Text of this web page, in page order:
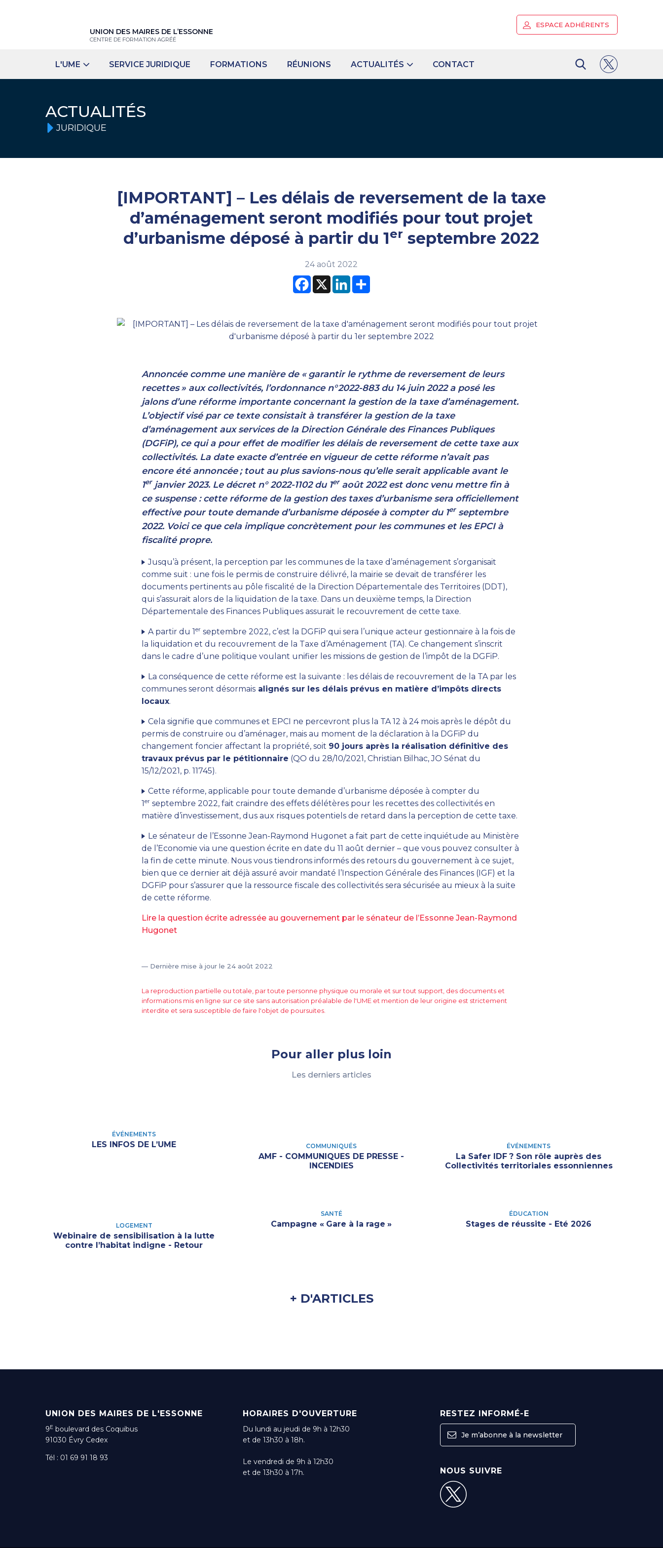
UNION DES MAIRES DE L’ESSONNE
CENTRE DE FORMATION AGRÉÉ
ESPACE ADHÉRENTS
L'UME SERVICE JURIDIQUE FORMATIONS RÉUNIONS ACTUALITÉS CONTACT
ACTUALITÉS
JURIDIQUE
[IMPORTANT] – Les délais de reversement de la taxe
d’aménagement seront modifiés pour tout projet
d’urbanisme déposé à partir du 1er septembre 2022
24 août 2022
Facebook
X LinkedInPartager
Annoncée comme une manière de « garantir le rythme de reversement de leurs
recettes » aux collectivités, l’ordonnance n°2022-883 du 14 juin 2022 a posé les
jalons d’une réforme importante concernant la gestion de la taxe d’aménagement.
L’objectif visé par ce texte consistait à transférer la gestion de la taxe
d’aménagement aux services de la Direction Générale des Finances Publiques
(DGFiP), ce qui a pour effet de modifier les délais de reversement de cette taxe aux
collectivités. La date exacte d’entrée en vigueur de cette réforme n’avait pas
encore été annoncée ; tout au plus savions-nous qu’elle serait applicable avant le
1erjanvier 2023. Le décret n° 2022-1102 du 1eraoût 2022 est donc venu mettre fin à
ce suspense : cette réforme de la gestion des taxes d’urbanisme sera officiellement
effective pour toute demande d’urbanisme déposée à compter du 1erseptembre
2022. Voici ce que cela implique concrètement pour les communes et les EPCI à
fiscalité propre.
Jusqu’à présent, la perception par les communes de la taxe d’aménagement s’organisait
comme suit : une fois le permis de construire délivré, la mairie se devait de transférer les
documents pertinents au pôle fiscalité de la Direction Départementale des Territoires (DDT),
qui s’assurait alors de la liquidation de la taxe. Dans un deuxième temps, la Direction
Départementale des Finances Publiques assurait le recouvrement de cette taxe.
A partir du 1er septembre 2022, c’est la DGFiP qui sera l’unique acteur gestionnaire à la fois de
la liquidation et du recouvrement de la Taxe d’Aménagement (TA). Ce changement s’inscrit
dans le cadre d’une politique voulant unifier les missions de gestion de l’impôt de la DGFiP.
La conséquence de cette réforme est la suivante : les délais de recouvrement de la TA par les
communes seront désormais alignés sur les délais prévus en matière d’impôts directs
locaux.
Cela signifie que communes et EPCI ne percevront plus la TA 12 à 24 mois après le dépôt du
permis de construire ou d’aménager, mais au moment de la déclaration à la DGFiP du
changement foncier affectant la propriété, soit 90 jours après la réalisation définitive des
travaux prévus par le pétitionnaire (QO du 28/10/2021, Christian Bilhac, JO Sénat du
15/12/2021, p. 11745).
Cette réforme, applicable pour toute demande d’urbanisme déposée à compter du
1er septembre 2022, fait craindre des effets délétères pour les recettes des collectivités en
matière d’investissement, dus aux risques potentiels de retard dans la perception de cette taxe.
Le sénateur de l’Essonne Jean-Raymond Hugonet a fait part de cette inquiétude au Ministère
de l’Economie via une question écrite en date du 11 août dernier – que vous pouvez consulter à
la fin de cette minute. Nous vous tiendrons informés des retours du gouvernement à ce sujet,
bien que ce dernier ait déjà assuré avoir mandaté l’Inspection Générale des Finances (IGF) et la
DGFiP pour s’assurer que la ressource fiscale des collectivités sera sécurisée au mieux à la suite
de cette réforme.
Lire la question écrite adressée au gouvernement par le sénateur de l’Essonne Jean-Raymond
Hugonet
— Dernière mise à jour le 24 août 2022
La reproduction partielle ou totale, par toute personne physique ou morale et sur tout support, des documents et
informations mis en ligne sur ce site sans autorisation préalable de l'UME et mention de leur origine est strictement
interdite et sera susceptible de faire l'objet de poursuites.
Pour aller plus loin
Les derniers articles
ÉVÉNEMENTS
LES INFOS DE L’UME COMMUNIQUÉS
AMF - COMMUNIQUES DE PRESSE -
INCENDIES
ÉVÉNEMENTS
La Safer IDF ? Son rôle auprès des
Collectivités territoriales essonniennes
LOGEMENT
Webinaire de sensibilisation à la lutte
contre l’habitat indigne - Retour
SANTÉ
Campagne « Gare à la rage »
ÉDUCATION
Stages de réussite - Eté 2026
+ D'ARTICLES
UNION DES MAIRES DE L'ESSONNE
9E boulevard des Coquibus
91030 Évry Cedex
Tél : 01 69 91 18 93
HORAIRES D'OUVERTURE
Du lundi au jeudi de 9h à 12h30
et de 13h30 à 18h.
Le vendredi de 9h à 12h30
et de 13h30 à 17h.
RESTEZ INFORMÉ-E
Je m’abonne à la newsletter
NOUS SUIVRE